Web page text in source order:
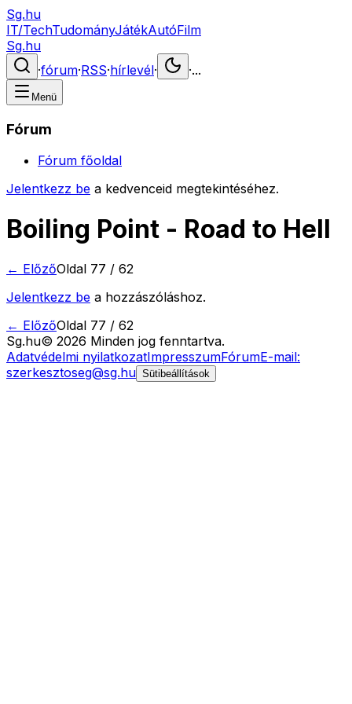
Sg.hu
IT/TechTudományJátékAutóFilm
Sg.hu
·fórum·RSS·hírlevél· ·...
Menü
Fórum
Fórum főoldal
Jelentkezz be a kedvenceid megtekintéséhez.
Boiling Point - Road to Hell
← ElőzőOldal 77 / 62
Jelentkezz be a hozzászóláshoz.
← ElőzőOldal 77 / 62
Sg.hu© 2026 Minden jog fenntartva.
Adatvédelmi nyilatkozatImpresszumFórumE-mail:
szerkesztoseg@sg.hu Sütibeállítások